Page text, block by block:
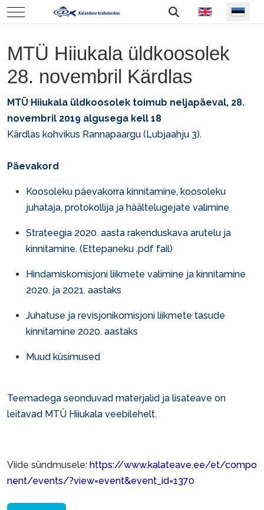
Mobile Menu Toggle Vali keel
MTÜ Hiiukala üldkoosolek
28. novembril Kärdlas
MTÜ Hiiukala üldkoosolek toimub neljapäeval, 28.
novembril 2019 algusega kell 18
Kärdlas kohvikus Rannapaargu (Lubjaahju 3).
Päevakord
Koosoleku päevakorra kinnitamine, koosoleku
juhataja, protokollija ja häältelugejate valimine
Strateegia 2020. aasta rakenduskava arutelu ja
kinnitamine. ( Ettepaneku .pdf fail)
Hindamiskomisjoni liikmete valimine ja kinnitamine
2020. ja 2021. aastaks
Juhatuse ja revisjonikomisjoni liikmete tasude
kinnitamine 2020. aastaks
Muud küsimused
Teemadega seonduvad materjalid ja lisateave on
leitavad MTÜ Hiiukala veebilehelt.
Viide sündmusele: https://www.kalateave.ee/et/compo
nent/events/?view=event&event_id=1370